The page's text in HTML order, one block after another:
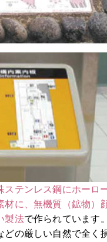
ステンレス鋼にホーロ
材に、無機質（鉱物）
製法で作られています
どの厳しい自然で全く